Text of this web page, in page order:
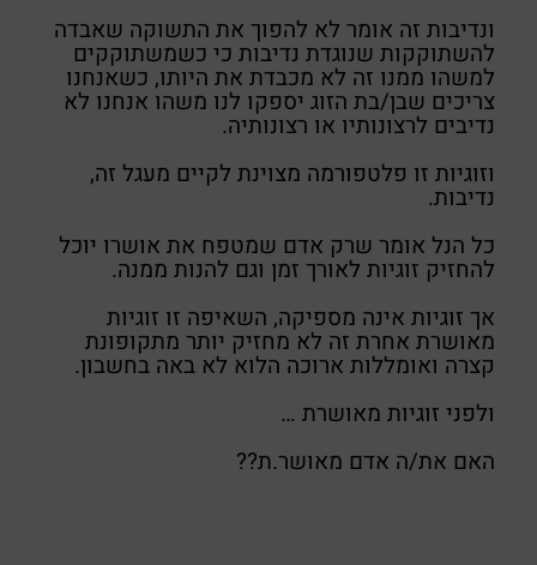
ונדיבות זה אומר לא להפוך את התשוקה שאבדה
להשתוקקות שנוגדת נדיבות כי כשמשתוקקים
למשהו ממנו זה לא מכבדת את היותו, כשאנחנו
צריכים שבן/בת הזוג יספקו לנו משהו אנחנו לא
נדיבים לרצונותיו או רצונותיה.
וזוגיות זו פלטפורמה מצוינת לקיים מעגל זה,
נדיבות.
כל הנל אומר שרק אדם שמטפח את אושרו יוכל
להחזיק זוגיות לאורך זמן וגם להנות ממנה.
אך זוגיות אינה מספיקה, השאיפה זו זוגיות
מאושרת אחרת זה לא מחזיק יותר מתקופונת
קצרה ואומללות ארוכה הלוא לא באה בחשבון.
ולפני זוגיות מאושרת …
האם את/ה אדם מאושר.ת??